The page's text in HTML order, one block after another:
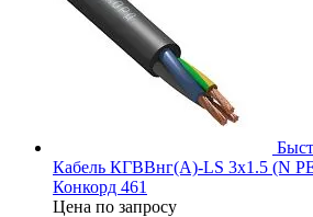
Кабель КГВВнг(А)-LS 3х1.5 (N
Конкорд 461
Цена по запросу